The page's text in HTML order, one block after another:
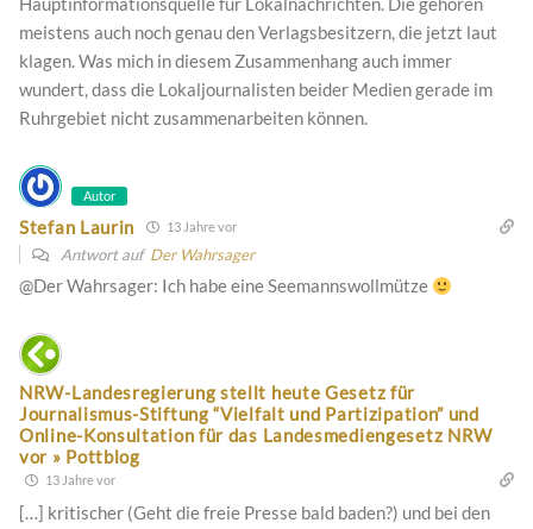
meistens auch noch genau den Verlagsbesitzern, die jetzt laut
klagen. Was mich in diesem Zusammenhang auch immer
wundert, dass die Lokaljournalisten beider Medien gerade im
Ruhrgebiet nicht zusammenarbeiten können.
Autor
Stefan Laurin 13 Jahre vor
Antwort auf Der Wahrsager
@Der Wahrsager: Ich habe eine Seemannswollmütze
NRW-Landesregierung stellt heute Gesetz für
Journalismus-Stiftung “Vielfalt und Partizipation” und
Online-Konsultation für das Landesmediengesetz NRW
vor » Pottblog
13 Jahre vor
[…] kritischer (Geht die freie Presse bald baden?) und bei den